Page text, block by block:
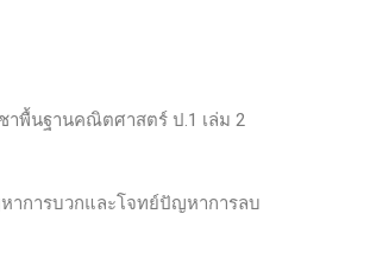
าพื้นฐานคณิตศาสตร์ ป.1 เล่ม 2
าการบวกและโจทย์ปัญหาการลบ